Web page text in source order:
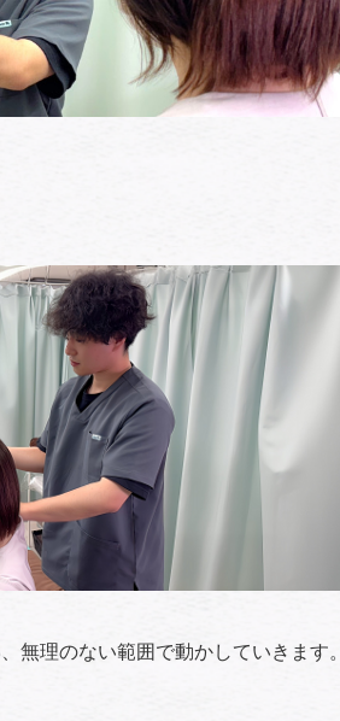
無理のない範囲で動かしていきます。